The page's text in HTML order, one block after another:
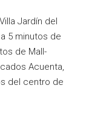
Jardín del
5 minutos de
de Mall-
Acuenta,
del centro de